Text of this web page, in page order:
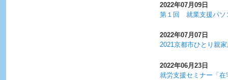
2022年07月09日
第１回 就業支援パ
2022年07月07日
2021京都市ひとり親
2022年06月23日
就労支援セミナー「